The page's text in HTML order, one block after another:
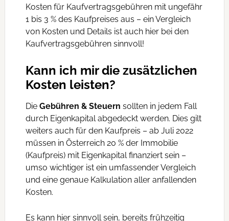
Kosten für Kaufvertragsgebühren mit ungefähr
1 bis 3 % des Kaufpreises aus – ein Vergleich
von Kosten und Details ist auch hier bei den
Kaufvertragsgebühren sinnvoll!
Kann ich mir die zusätzlichen
Kosten leisten?
Die Gebühren & Steuern sollten in jedem Fall
durch Eigenkapital abgedeckt werden. Dies gilt
weiters auch für den Kaufpreis – ab Juli 2022
müssen in Österreich 20 % der Immobilie
(Kaufpreis) mit Eigenkapital finanziert sein –
umso wichtiger ist ein umfassender Vergleich
und eine genaue Kalkulation aller anfallenden
Kosten.
Es kann hier sinnvoll sein, bereits frühzeitig